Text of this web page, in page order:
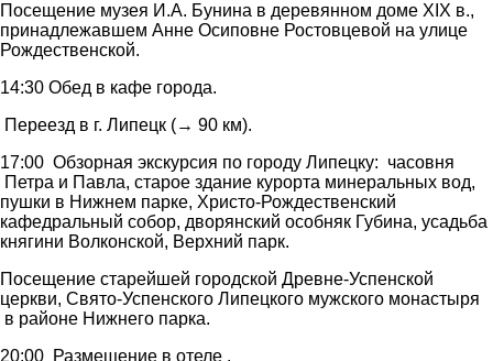
Посещение музея И.А. Бунина в деревянном доме ХIХ в.,
принадлежавшем Анне Осиповне Ростовцевой на улице
Рождественской.
14:30 Обед в кафе города.
Переезд в г. Липецк (→ 90 км).
17:00 Обзорная экскурсия по городу Липецку: часовня
Петра и Павла, старое здание курорта минеральных вод,
пушки в Нижнем парке, Христо-Рождественский
кафедральный собор, дворянский особняк Губина, усадьба
княгини Волконской, Верхний парк.
Посещение старейшей городской Древне-Успенской
церкви, Свято-Успенского Липецкого мужского монастыря
в районе Нижнего парка.
20:00 Размещение в отеле .